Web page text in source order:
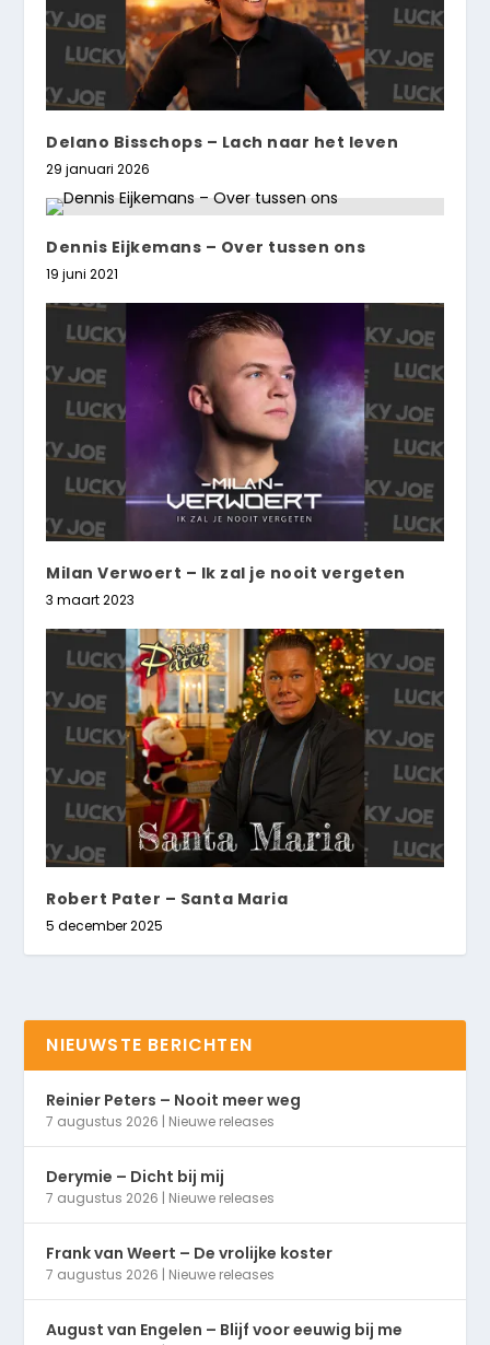
Delano Bisschops – Lach naar het leven
29 januari 2026
Dennis Eijkemans – Over tussen ons
19 juni 2021
Milan Verwoert – Ik zal je nooit vergeten
3 maart 2023
Robert Pater – Santa Maria
5 december 2025
NIEUWSTE BERICHTEN
Reinier Peters – Nooit meer weg
7 augustus 2026 | Nieuwe releases
Derymie – Dicht bij mij
7 augustus 2026 | Nieuwe releases
Frank van Weert – De vrolijke koster
7 augustus 2026 | Nieuwe releases
August van Engelen – Blijf voor eeuwig bij me